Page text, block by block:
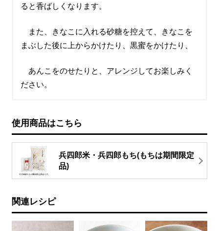
ると香ばしくなります。
また、きなこに入れる砂糖を控えて、きなこを
まぶした後に上からかけたり、黒蜜をかけたり、
あんこをのせたりと、アレンジしてお楽しみく
ださい。
使用商品はこちら
兵四郎米・兵四郎もち(もちは期間限定
品)
関連レシピ